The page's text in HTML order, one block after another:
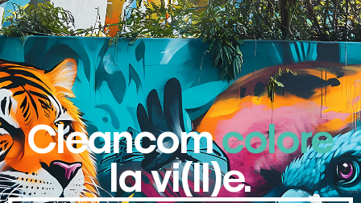
Cleancomcolore
la vi(ll)e.